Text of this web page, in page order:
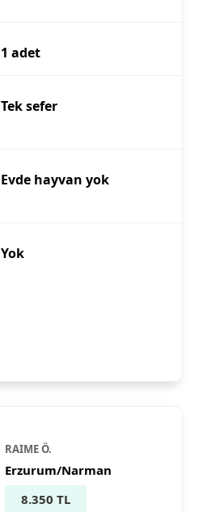
1 adet
Tek sefer
Evde hayvan yok
Yok
RAIME Ö.
Erzurum/Narman
8.350 TL